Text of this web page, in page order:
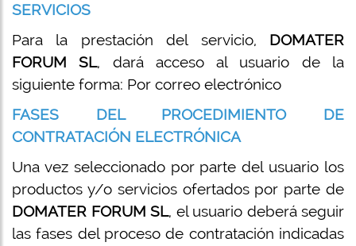
SERVICIOS
Para la prestación del servicio, DOMATER
FORUM SL, dará acceso al usuario de la
siguiente forma: Por correo electrónico
FASES DEL PROCEDIMIENTO DE
CONTRATACIÓN ELECTRÓNICA
Una vez seleccionado por parte del usuario los
productos y/o servicios ofertados por parte de
DOMATER FORUM SL, el usuario deberá seguir
las fases del proceso de contratación indicadas